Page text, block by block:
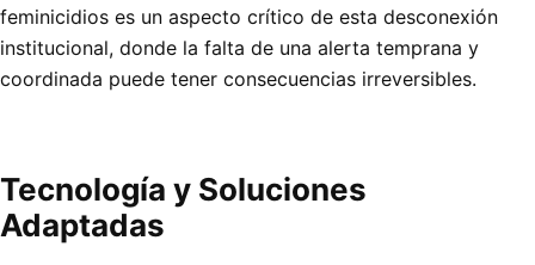
feminicidios es un aspecto crítico de esta desconexión
institucional, donde la falta de una alerta temprana y
coordinada puede tener consecuencias irreversibles.
Tecnología y Soluciones
Adaptadas